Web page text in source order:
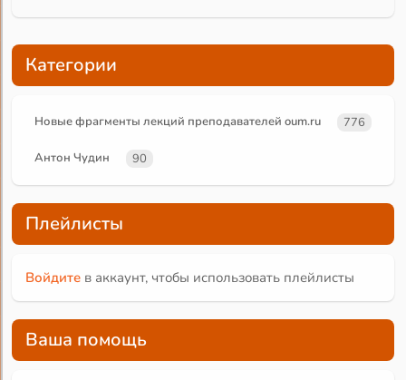
Категории
Новые фрагменты лекций преподавателей oum.ru 776
Антон Чудин 90
Плейлисты
Войдите в аккаунт, чтобы использовать плейлисты
Ваша помощь